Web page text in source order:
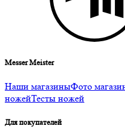
Messer Meister
Наши магазиныФото
ножейТесты ножей
Для покупателей